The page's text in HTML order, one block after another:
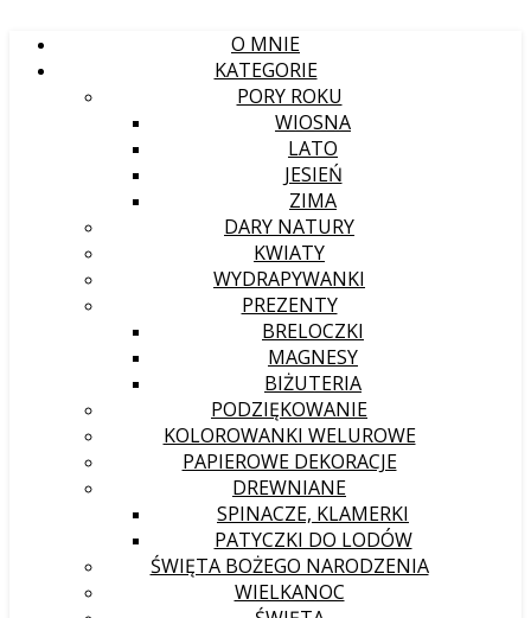
O MNIE
KATEGORIE
PORY ROKU
WIOSNA
LATO
JESIEŃ
ZIMA
DARY NATURY
KWIATY
WYDRAPYWANKI
PREZENTY
BRELOCZKI
MAGNESY
BIŻUTERIA
PODZIĘKOWANIE
KOLOROWANKI WELUROWE
PAPIEROWE DEKORACJE
DREWNIANE
SPINACZE, KLAMERKI
PATYCZKI DO LODÓW
ŚWIĘTA BOŻEGO NARODZENIA
WIELKANOC